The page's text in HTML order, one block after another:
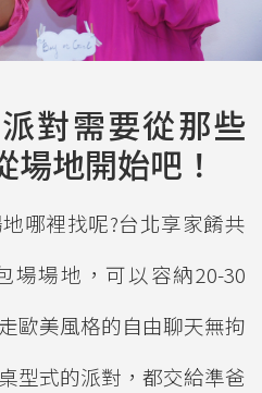
對需要從那些
場地開始吧！
哪裡找呢?台北享家餚共
場場地，可以容納20-30
歐美風格的自由聊天無拘
型式的派對，都交給準爸